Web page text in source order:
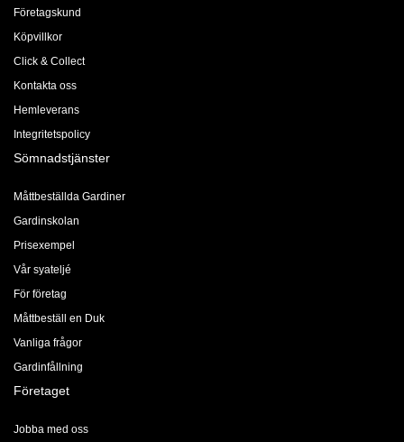
Företagskund
Köpvillkor
Click & Collect
Kontakta oss
Hemleverans
Integritetspolicy
Sömnadstjänster
Måttbeställda Gardiner
Gardinskolan
Prisexempel
Vår syateljé
För företag
Måttbeställ en Duk
Vanliga frågor
Gardinfållning
Företaget
Jobba med oss